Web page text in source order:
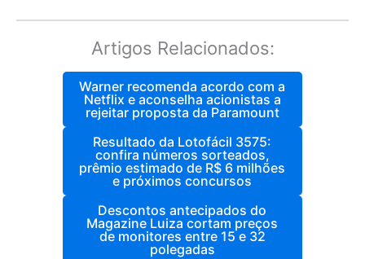
Artigos Relacionados:
Warner recomenda acordo com a
Netflix e aconselha acionistas a
rejeitar proposta da Paramount
Resultado da Lotofácil 3575:
confira números sorteados,
prêmio estimado de R$ 6 milhões
e próximos concursos
Descontos antecipados do
Magazine Luiza cortam preços
de monitores entre 15 e 32
polegadas